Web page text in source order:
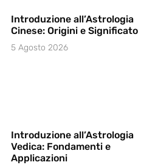
Introduzione all’Astrologia
Cinese: Origini e Significato
5 Agosto 2026
Introduzione all’Astrologia
Vedica: Fondamenti e
Applicazioni